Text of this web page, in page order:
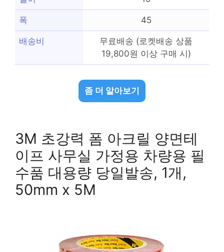
폭 45
배송비
무료배송 (로켓배송 상품
19,800원 이상 구매 시)
좀 더 알아보기
3M 초강력 폼 아크릴 양면테
이프 사무실 가정용 차량용 필
수품 대용량 당일발송, 1개,
50mm x 5M